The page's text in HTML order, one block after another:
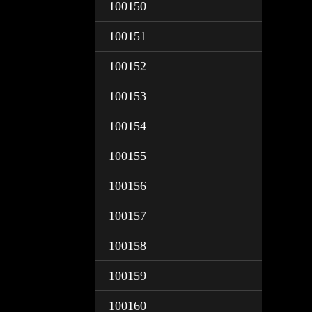
100150
100151
100152
100153
100154
100155
100156
100157
100158
100159
100160